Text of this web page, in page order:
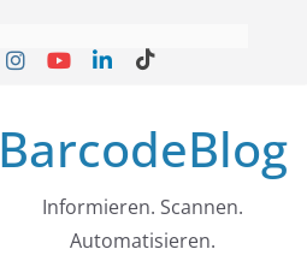
BarcodeBlog
Informieren. Scannen.
Automatisieren.